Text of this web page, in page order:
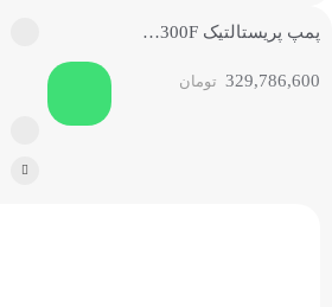
پمپ پریستالتیک BT300F لیدفلوید
تومان 329,786,600